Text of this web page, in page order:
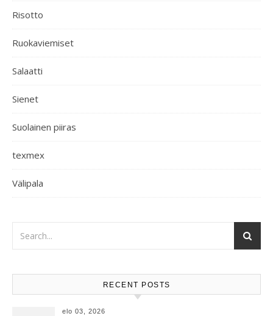
Risotto
Ruokaviemiset
Salaatti
Sienet
Suolainen piiras
texmex
Välipala
RECENT POSTS
elo 03, 2026